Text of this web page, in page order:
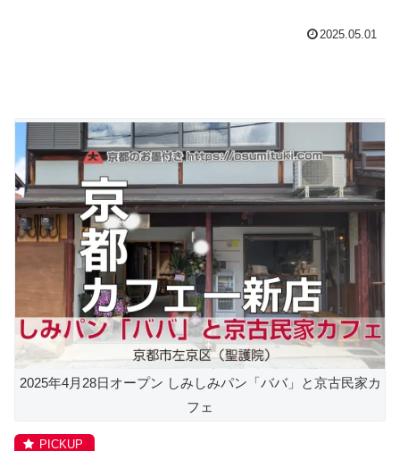
2025.05.01
2025年4月28日オープン しみしみパン「ババ」と京古民家カ
フェ